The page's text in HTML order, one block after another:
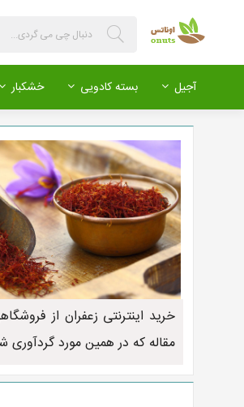
آجیل بسته کادویی خشکبار
خرید اینترنتی زعفران از
مقاله که در همین مورد